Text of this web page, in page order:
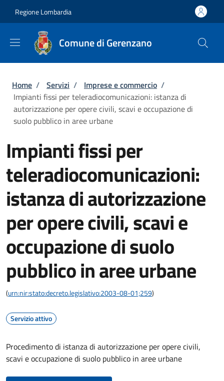
Regione Lombardia
Comune di Gerenzano
Briciole di pane
Home / Servizi / Imprese e commercio /
Impianti fissi per teleradiocomunicazioni: istanza di
autorizzazione per opere civili, scavi e occupazione di
suolo pubblico in aree urbane
Impianti fissi per
teleradiocomunicazioni:
istanza di autorizzazione
per opere civili, scavi e
occupazione di suolo
pubblico in aree urbane
(urn:nir:stato:decreto.legislativo:2003-08-01;259)
Servizio attivo
Procedimento di istanza di autorizzazione per opere civili,
scavi e occupazione di suolo pubblico in aree urbane